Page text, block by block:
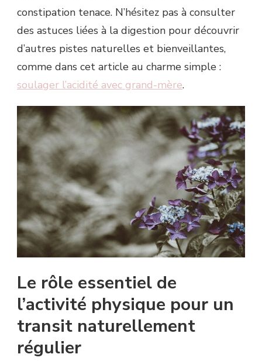
constipation tenace. N’hésitez pas à consulter
des astuces liées à la digestion pour découvrir
d’autres pistes naturelles et bienveillantes,
comme dans cet article au charme simple :
soulager l’acidité avec grand-mère.
Le rôle essentiel de
l’activité physique pour un
transit naturellement
régulier